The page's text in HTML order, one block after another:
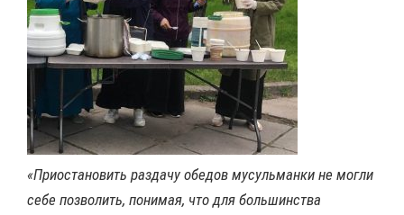
«Приостановить раздачу обедов мусульманки не могли
себе позволить, понимая, что для большинства